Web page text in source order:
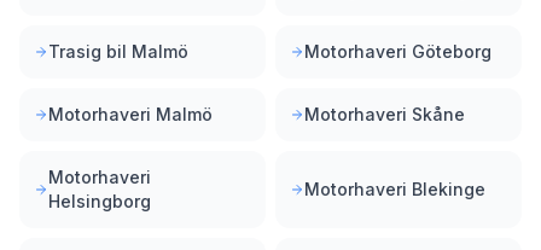
Trasig bil Malmö Motorhaveri Göteborg
Motorhaveri Malmö Motorhaveri Skåne
Motorhaveri
Helsingborg
Motorhaveri Blekinge